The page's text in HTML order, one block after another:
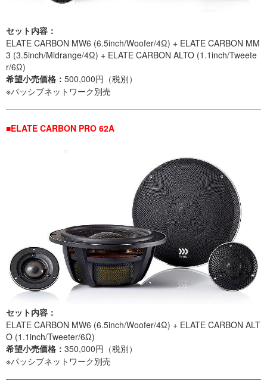
セット内容：
ELATE CARBON MW6 (6.5inch/Woofer/4Ω) + ELATE CARBON MM
3 (3.5inch/Midrange/4Ω) + ELATE CARBON ALTO (1.1inch/Tweete
r/6Ω)
希望小売価格： 500,000円（税別）
※パッシブネットワーク別売
■ELATE CARBON PRO 62A
セット内容：
ELATE CARBON MW6 (6.5inch/Woofer/4Ω) + ELATE CARBON ALT
O (1.1inch/Tweeter/6Ω)
希望小売価格： 350,000円（税別）
※パッシブネットワーク別売